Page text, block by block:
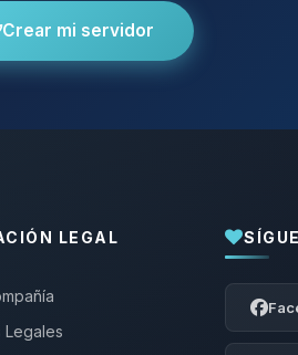
Crear mi servidor
LEGAL
Legales
Yupi, por
Soy
moveré